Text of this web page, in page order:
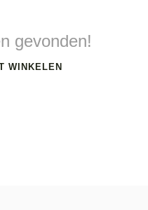
gevonden!
WINKELEN